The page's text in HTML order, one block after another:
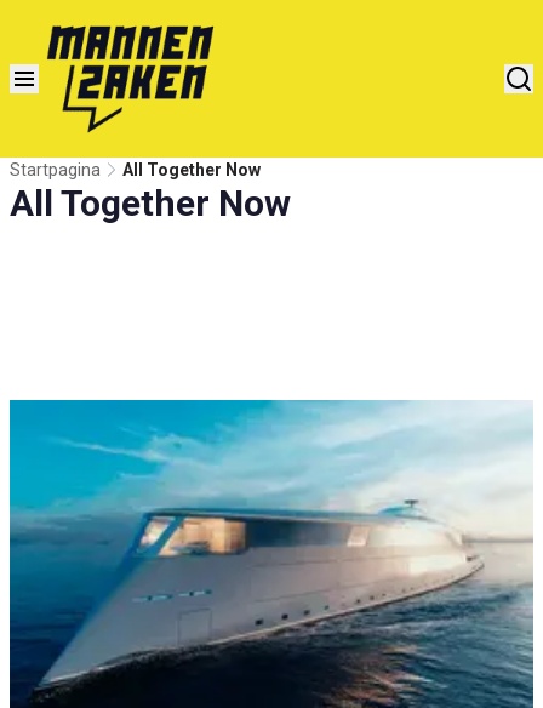
Startpagina All Together Now
All Together Now